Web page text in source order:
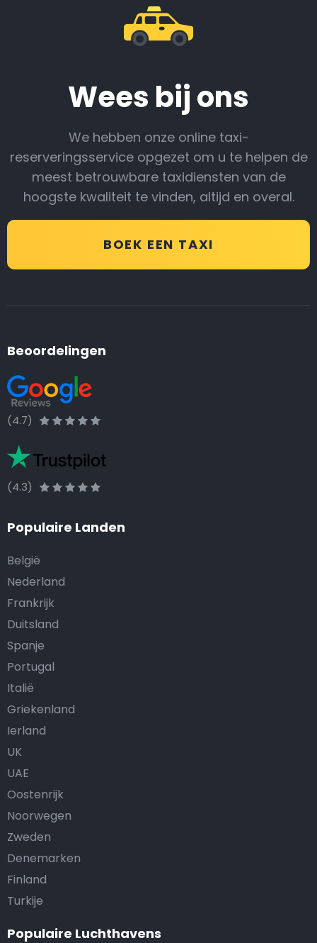
Wees bij ons
We hebben onze online taxi-
reserveringsservice opgezet om u te helpen de
meest betrouwbare taxidiensten van de
hoogste kwaliteit te vinden, altijd en overal.
BOEK EEN TAXI
Beoordelingen
(4.7)
(4.3)
Populaire Landen
België
Nederland
Frankrijk
Duitsland
Spanje
Portugal
Italië
Griekenland
Ierland
UK
UAE
Oostenrijk
Noorwegen
Zweden
Denemarken
Finland
Turkije
Populaire Luchthavens